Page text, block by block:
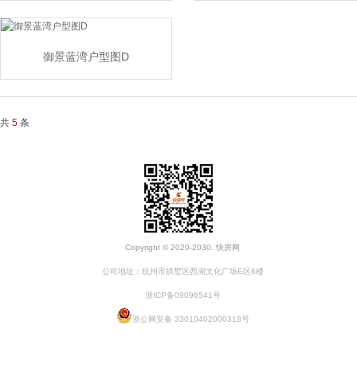
御景蓝湾户型图D
共 5 条
Copyright © 2020-2030. 快房网
公司地址：杭州市拱墅区西湖文化广场E区6楼
浙ICP备09096541号
浙公网安备 33010402000318号